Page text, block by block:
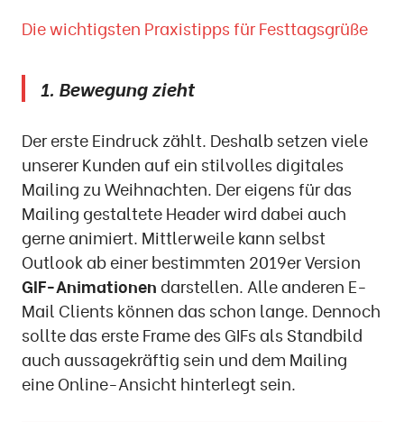
Die wichtigsten Praxistipps für Festtagsgrüße
1. Bewegung zieht
Der erste Eindruck zählt. Deshalb setzen viele
unserer Kunden auf ein stilvolles digitales
Mailing zu Weihnachten. Der eigens für das
Mailing gestaltete Header wird dabei auch
gerne animiert. Mittlerweile kann selbst
Outlook ab einer bestimmten 2019er Version
GIF-Animationen darstellen. Alle anderen E-
Mail Clients können das schon lange. Dennoch
sollte das erste Frame des GIFs als Standbild
auch aussagekräftig sein und dem Mailing
eine Online-Ansicht hinterlegt sein.